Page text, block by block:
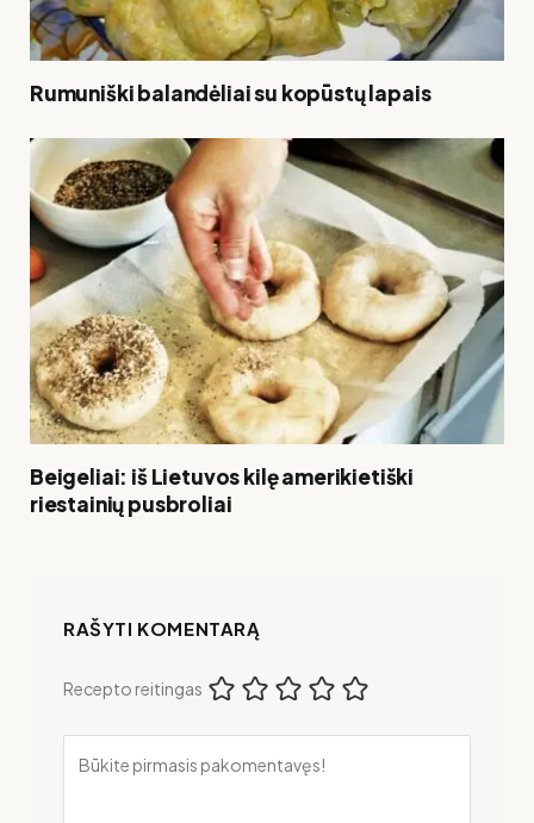
Rumuniški balandėliai su kopūstų lapais
Beigeliai: iš Lietuvos kilę amerikietiški
riestainių pusbroliai
RAŠYTI KOMENTARĄ
Recepto reitingas